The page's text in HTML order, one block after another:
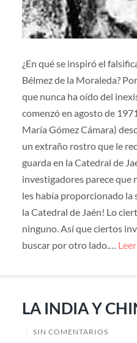
¿En qué se inspiró el
Bélmez de la Moraleda?
que nunca ha oído del
comenzó en agosto de
María Gómez Cámara)
un extraño rostro que le
guarda en la Catedral de
investigadores parece que
les había proporcionado la
la Catedral de Jaén! Lo
ninguno. Así que ciertos
buscar por otro lado.…
LA INDIA Y
/ SIN COMENTARIOS